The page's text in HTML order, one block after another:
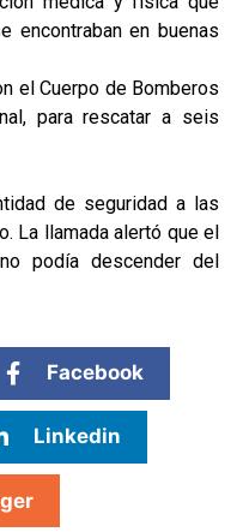
encontraban en buenas
el Cuerpo de Bomberos
para rescatar a seis
de seguridad a las
La llamada alertó que el
podía descender del
Facebook
Linkedin